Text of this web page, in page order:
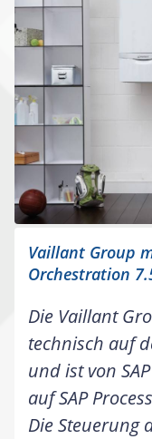
Vaillant Group
Orchestration
Die Vaillant
technisch auf
und ist von
auf SAP
Die Steuerung